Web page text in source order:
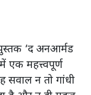
‘द अनआर्मड
एक महत्त्वपूर्ण
सवाल न तो गांधी